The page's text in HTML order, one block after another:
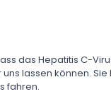
das Hepatitis C-
lassen können.
fahren.